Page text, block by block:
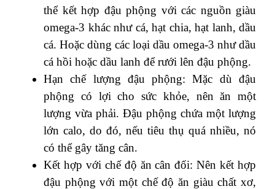
thể kết hợp đậu phộng với các nguồn giàu
omega-3 khác như cá, hạt chia, hạt lanh, dầu
cá. Hoặc dùng các loại dầu omega-3 như dầu
cá hồi hoặc dầu lanh để rưới lên đậu phộng.
Hạn chế lượng đậu phộng: Mặc dù đậu
phộng có lợi cho sức khỏe, nên ăn một
lượng vừa phải. Đậu phộng chứa một lượng
lớn calo, do đó, nếu tiêu thụ quá nhiều, nó
có thể gây tăng cân.
Kết hợp với chế độ ăn cân đối: Nên kết hợp
đậu phộng với một chế độ ăn giàu chất xơ,